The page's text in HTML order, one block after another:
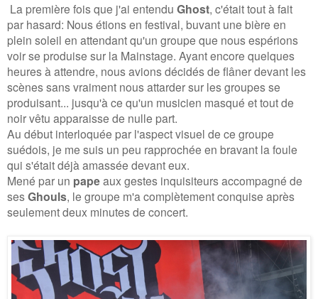
La première fois que j'ai entendu Ghost, c'était tout à fait
par hasard: Nous étions en festival, buvant une bière en
plein soleil en attendant qu'un groupe que nous espérions
voir se produise sur la Mainstage. Ayant encore quelques
heures à attendre, nous avions décidés de flâner devant les
scènes sans vraiment nous attarder sur les groupes se
produisant... jusqu'à ce qu'un musicien masqué et tout de
noir vêtu apparaisse de nulle part.
Au début interloquée par l'aspect visuel de ce groupe
suédois, je me suis un peu rapprochée en bravant la foule
qui s'était déjà amassée devant eux.
Mené par un papeaux gestes inquisiteurs accompagné de
sesGhouls, le groupe m'a complètement conquise après
seulement deux minutes de concert.